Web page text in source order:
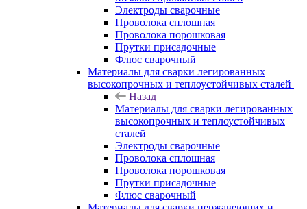
Электроды сварочные
Проволока сплошная
Проволока порошковая
Прутки присадочные
Флюс сварочный
Материалы для сварки легированных
высокопрочных и теплоустойчивых сталей
Назад
Материалы для сварки легированных
высокопрочных и теплоустойчивых
сталей
Электроды сварочные
Проволока сплошная
Проволока порошковая
Прутки присадочные
Флюс сварочный